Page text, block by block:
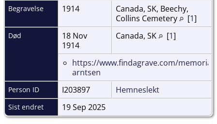
Begravelse 1914
Canada, SK, Beechy,
Collins Cemetery
[1]
Død
18 Nov
1914
Canada, SK [1]
https://www.findagrave.com/
arntsen
Person ID I203897 Hemneslekt
Sist endret 19 Sep 2025